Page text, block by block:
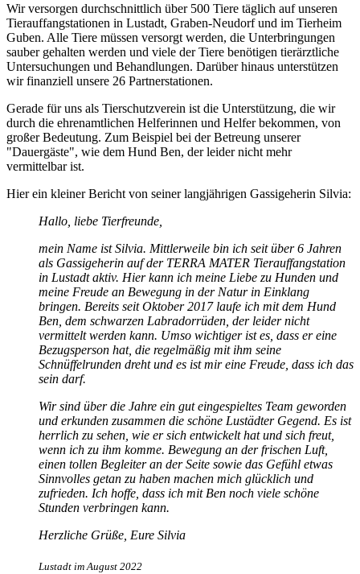
Wir versorgen durchschnittlich über 500 Tiere täglich auf unseren
Tierauffangstationen in Lustadt, Graben-Neudorf und im Tierheim
Guben. Alle Tiere müssen versorgt werden, die Unterbringungen
sauber gehalten werden und viele der Tiere benötigen tierärztliche
Untersuchungen und Behandlungen. Darüber hinaus unterstützen
wir finanziell unsere 26 Partnerstationen.
Gerade für uns als Tierschutzverein ist die Unterstützung, die wir
durch die ehrenamtlichen Helferinnen und Helfer bekommen, von
großer Bedeutung. Zum Beispiel bei der Betreung unserer
"Dauergäste", wie dem Hund Ben, der leider nicht mehr
vermittelbar ist.
Hier ein kleiner Bericht von seiner langjährigen Gassigeherin Silvia:
Hallo, liebe Tierfreunde,
mein Name ist Silvia. Mittlerweile bin ich seit über 6 Jahren
als Gassigeherin auf der TERRA MATER Tierauffangstation
in Lustadt aktiv. Hier kann ich meine Liebe zu Hunden und
meine Freude an Bewegung in der Natur in Einklang
bringen. Bereits seit Oktober 2017 laufe ich mit dem Hund
Ben, dem schwarzen Labradorrüden, der leider nicht
vermittelt werden kann. Umso wichtiger ist es, dass er eine
Bezugsperson hat, die regelmäßig mit ihm seine
Schnüffelrunden dreht und es ist mir eine Freude, dass ich das
sein darf.
Wir sind über die Jahre ein gut eingespieltes Team geworden
und erkunden zusammen die schöne Lustädter Gegend. Es ist
herrlich zu sehen, wie er sich entwickelt hat und sich freut,
wenn ich zu ihm komme. Bewegung an der frischen Luft,
einen tollen Begleiter an der Seite sowie das Gefühl etwas
Sinnvolles getan zu haben machen mich glücklich und
zufrieden. Ich hoffe, dass ich mit Ben noch viele schöne
Stunden verbringen kann.
Herzliche Grüße, Eure Silvia
Lustadt im August 2022